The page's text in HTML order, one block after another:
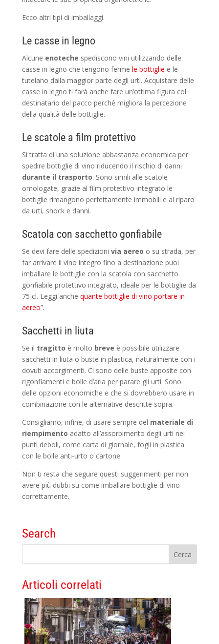
Ecco altri tipi di imballaggi.
Le casse in legno
Alcune enoteche spediscono vini utilizzando delle
casse in legno che tengono ferme le bottiglie e le
tutelano dalla maggior parte degli urti. Acquistare delle
casse in legno ti farà anche fare un’ottima figura col
destinatario del pacco perché migliora la percezione
della qualità delle bottiglie.
Le scatole a film protettivo
Si tratta di una soluzione abbastanza economica per
spedire bottiglie di vino riducendo il rischio di danni
durante il trasporto. Sono simili alle scatole
omologate, grazie al film protettivo integrato le
bottiglie rimangono perfettamente immobili e al riparo
da urti, shock e danni.
Scatola con sacchetto gonfiabile
Se devi fare delle spedizioni via aereo o su strada, per
far arrivare il vino integro fino a destinazione puoi
imballare le bottiglie con la scatola con sacchetto
gonfiabile protettivo integrato, ideale per le bottiglie da
75 cl. Leggi anche quante bottiglie di vino portare in
aereo”.
Sacchetti in liuta
Se il tragitto è molto breve è possibile utilizzare
sacchetti in liuta o buste in plastica, naturalmente con i
dovuti accorgimenti. Ci sono delle buste apposite con
rigonfiamenti e bolle d’aria per parare gli urti. Sono
delle opzioni economiche e che si dovrebbero usare in
combinazione con le alternative descritte sopra.
Consigliamo, infine, di usare sempre del materiale di
riempimento adatto all’assorbimento degli urti nei
punti deboli, come carta di giornale, fogli in plastica
con le bolle anti-urto o cartone.
Non ti resta che seguire questi suggerimenti per non
avere più dubbi su come imballare bottiglie di vino
correttamente.
Search
Articoli correlati